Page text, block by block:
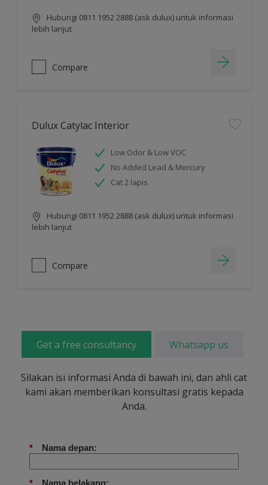
Hubungi 0811 1952 2888 (ask dulux) untuk informasi
lebih lanjut
Compare
Dulux Catylac Interior
Low Odor & Low VOC
No Added Lead & Mercury
Cat 2 lapis
Hubungi 0811 1952 2888 (ask dulux) untuk informasi
lebih lanjut
Compare
Get a free consultancy Whatsapp us
Silakan isi informasi Anda di bawah ini, dan ahli cat
kami akan memberikan konsultasi gratis kepada
Anda.